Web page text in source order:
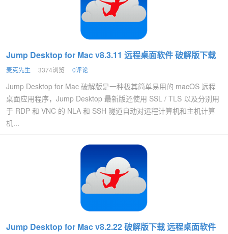
Jump Desktop for Mac v8.3.11 远程桌面软件 破解版下载
麦克先生 3374浏览 0评论
Jump Desktop for Mac 破解版是一种极其简单易用的 macOS 远程
桌面应用程序，Jump Desktop 最新版还使用 SSL / TLS 以及分别用
于 RDP 和 VNC 的 NLA 和 SSH 隧道自动对远程计算机和主机计算
机...
Jump Desktop for Mac v8.2.22 破解版下载 远程桌面软件